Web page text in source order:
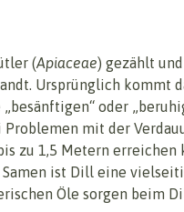
(Apiaceae) gezählt
Ursprünglich kommt
oder
mit der
zu 1,5 Metern erreichen
ist Dill eine
Öle sorgen beim